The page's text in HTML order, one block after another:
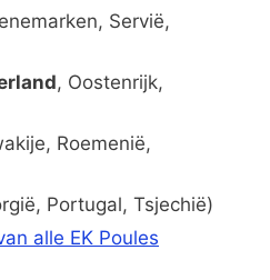
Servië,
, Oostenrijk,
Roemenië,
Portugal, Tsjechië)
alle EK Poules